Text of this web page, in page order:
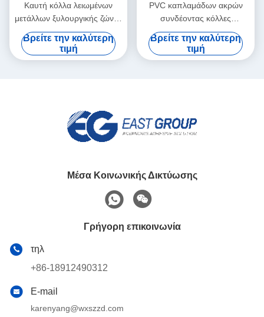
Καυτή κόλλα λειωμένων
μετάλλων ξυλουργικής ζώνης
ακρών για την αυτόματη
μηχανή ζώνης
Βρείτε την καλύτερη
τιμή
PVC καπλαμάδων ακρών
συνδέοντας κόλλες
λειωμένων μετάλλων
πολυουρεθάνιου PUR καυτές
για τα έπιπλα
Βρείτε την καλύτερη
τιμή
Μέσα Κοινωνικής Δικτύωσης
Γρήγορη επικοινωνία
τηλ
+86-18912490312
E-mail
karenyang@wxszzd.com